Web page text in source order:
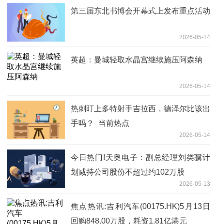
第三届东北书博会开幕式上发布重点活动
2026-05-14
英超：曼城轻取水晶宫继续施压阿森纳
2026-05-14
热刺盯上多特射手吉拉西，德泽尔比该出
手吗？_当前热点
2026-05-14
今日热门!天奥电子：副总经理刘类骥计
划减持公司股份不超过约102万股
2026-05-13
焦点热讯:吉利汽车(00175.HK)5月13日
回购848.00万股，耗资1.81亿港元